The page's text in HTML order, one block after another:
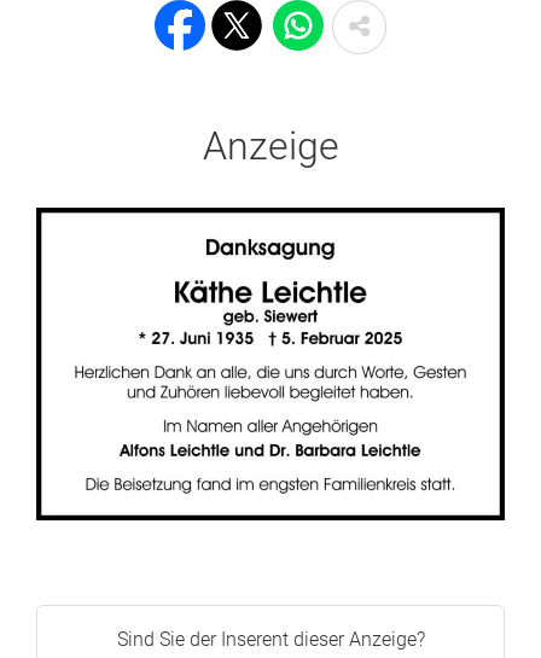
Anzeige
Sind Sie der Inserent dieser Anzeige?